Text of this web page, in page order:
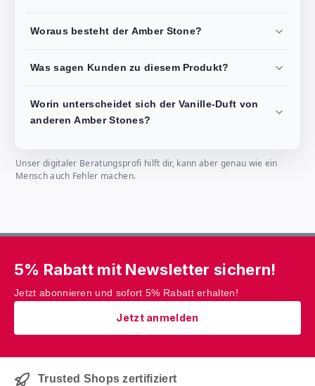
Woraus besteht der Amber Stone?
Was sagen Kunden zu diesem Produkt?
Worin unterscheidet sich der Vanille-Duft von
anderen Amber Stones?
Unser digitaler Beratungsprofi hilft dir, kann aber genau wie ein
Mensch auch Fehler machen.
5% Rabatt mit Newsletter sichern!
Jetzt abonnieren und sofort 5% Rabatt erhalten!
Jetzt anmelden
Trusted Shops zertifiziert